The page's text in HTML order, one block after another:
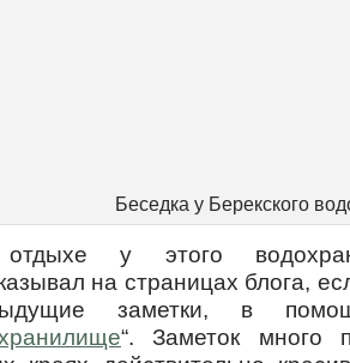
Беседка у Берекского
у этого
на страницах блога,
заметки, в
“. Заметок много